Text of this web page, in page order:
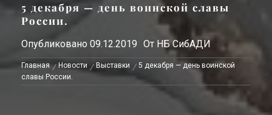
5 декабря — день воинской славы
России.
Опубликовано 09.12.2019 От НБ СибАДИ
Главная Новости Выставки
5 декабря — день воинской
славы России.